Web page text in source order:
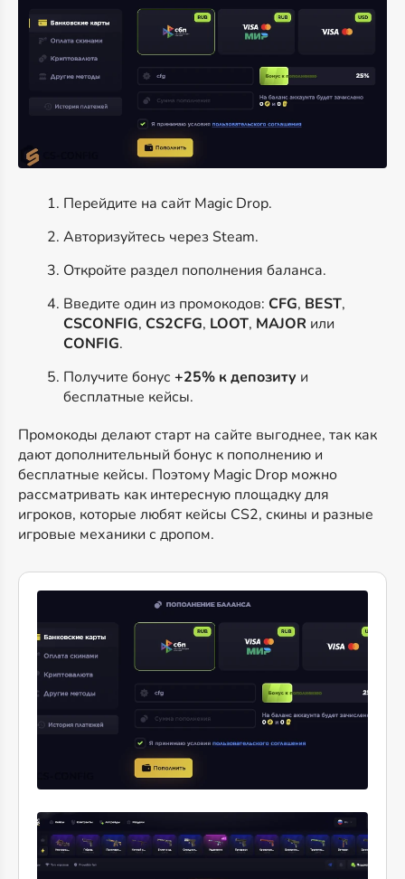
Перейдите на сайт Magic Drop.
Авторизуйтесь через Steam.
Откройте раздел пополнения баланса.
Введите один из промокодов: CFG, BEST,
CSCONFIG, CS2CFG, LOOT, MAJOR или
CONFIG.
Получите бонус +25% к депозиту и
бесплатные кейсы.
Промокоды делают старт на сайте выгоднее, так как
дают дополнительный бонус к пополнению и
бесплатные кейсы. Поэтому Magic Drop можно
рассматривать как интересную площадку для
игроков, которые любят кейсы CS2, скины и разные
игровые механики с дропом.